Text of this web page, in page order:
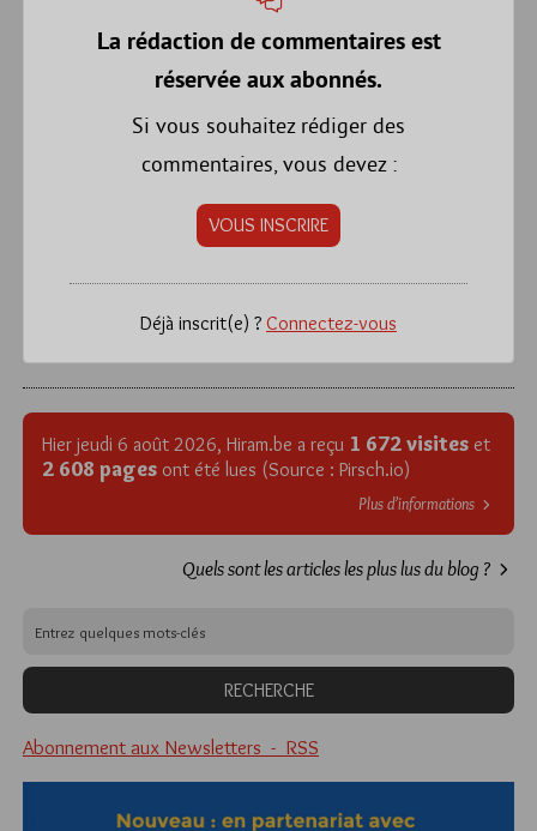
La rédaction de commentaires est
réservée aux abonnés.
Si vous souhaitez rédiger des
commentaires, vous devez :
VOUS INSCRIRE
Déjà inscrit(e) ? Connectez-vous
Hier jeudi 6 août 2026, Hiram.be a reçu 1 672 visites et
2 608 pages ont été lues (Source : Pirsch.io)
Plus d’informations
Quels sont les articles les plus lus du blog ?
Abonnement aux Newsletters - RSS